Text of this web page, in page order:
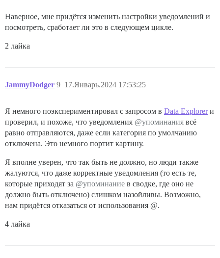
Наверное, мне придётся изменить настройки уведомлений и
посмотреть, сработает ли это в следующем цикле.
2 лайка
JammyDodger 17.Январь.2024 17:53:25
9
Я немного поэкспериментировал с запросом в Data Explorerи
проверил, и похоже, что уведомления @упоминания всё
равно отправляются, даже если категория по умолчанию
отключена. Это немного портит картину.
Я вполне уверен, что так быть не должно, но люди также
жалуются, что даже корректные уведомления (то есть те,
которые приходят за @упоминание в сводке, где оно не
должно быть отключено) слишком назойливы. Возможно,
нам придётся отказаться от использования @.
4 лайка